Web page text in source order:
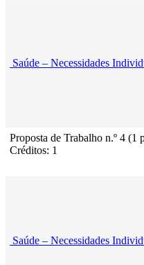
Saúde – Necessidades
Proposta de Trabalho n.º 4 (1
Créditos: 1
Saúde – Necessidades